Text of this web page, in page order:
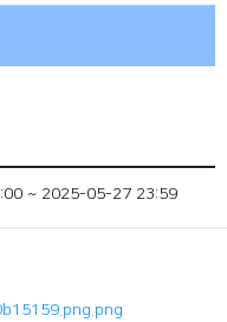
~ 2025-05-27 23:59